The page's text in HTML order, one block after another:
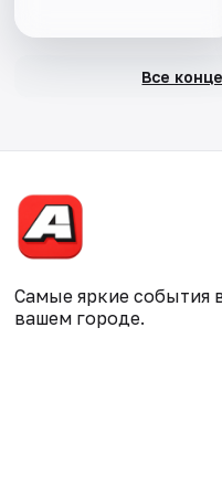
Все
Самые яркие события
вашем городе.